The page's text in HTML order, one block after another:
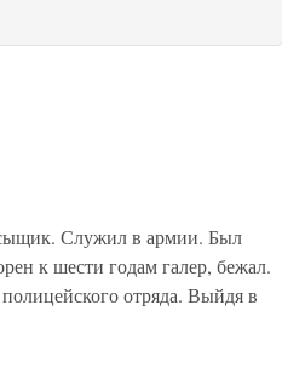
Служил в армии. Был
к шести годам галер, бежал.
отряда. Выйдя в